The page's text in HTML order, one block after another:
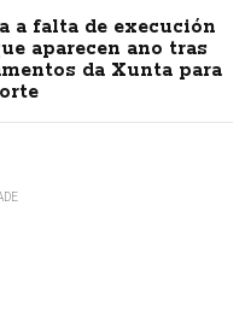
a falta de execución
aparecen ano tras
da Xunta para